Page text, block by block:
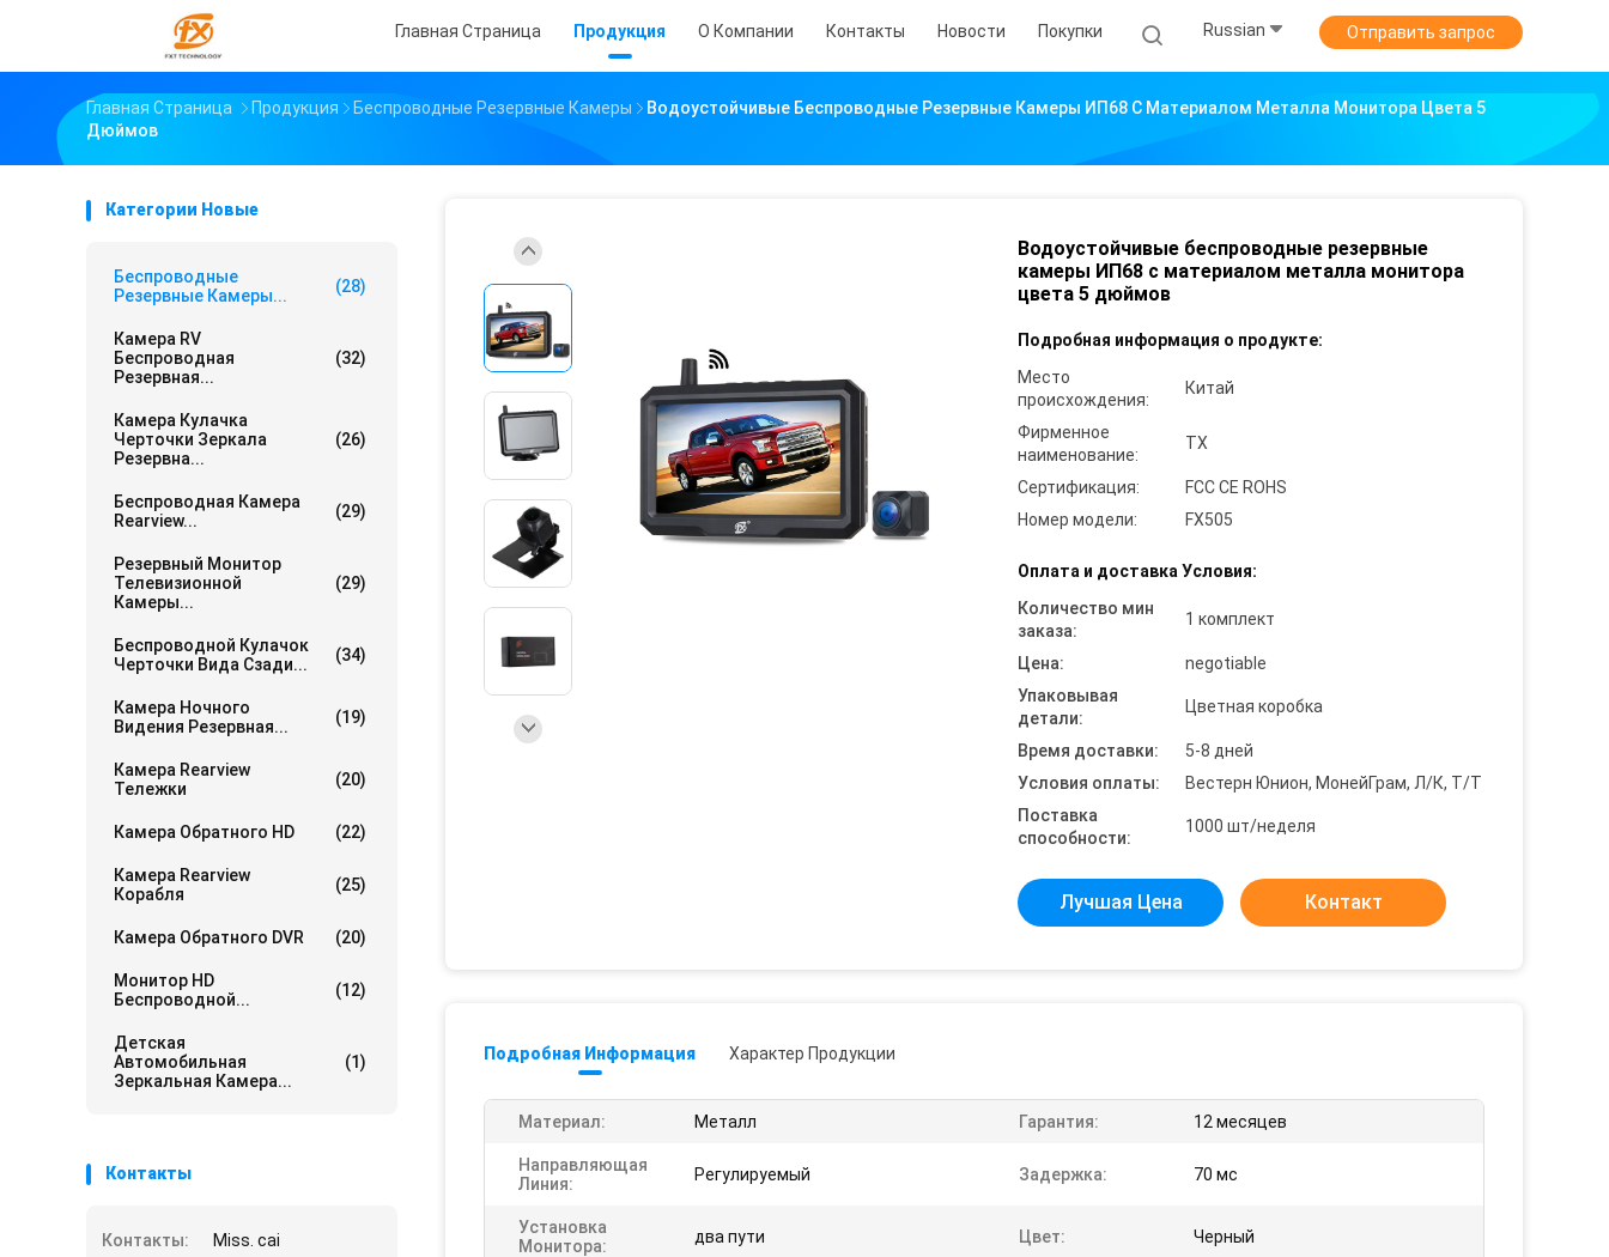
Главная Страница Продукция О Компании Контакты Новости Покупки Russian Отправить запрос
Главная Страница Продукция Беспроводные Резервные Камеры
Водоустойчивые Беспроводные Резервные Камеры ИП68 С Материалом Металла Монитора Цвета 5
Дюймов
Категории Новые
Беспроводные
Резервные Камеры...
(28)
Камера RV
Беспроводная
Резервная...
(32)
Камера Кулачка
Черточки Зеркала
Резервна...
(26)
Беспроводная Камера
Rearview...
(29)
Резервный Монитор
Телевизионной
Камеры...
(29)
Беспроводной Кулачок
Черточки Вида Сзади...
(34)
Камера Ночного
Видения Резервная...
(19)
Камера Rearview
Тележки
(20)
Камера Обратного HD (22)
Камера Rearview
Корабля
(25)
Камера Обратного DVR (20)
Монитор HD
Беспроводной...
(12)
Детская
Автомобильная
Зеркальная Камера...
(1)
Контакты
Контакты:
Miss. cai
Водоустойчивые беспроводные резервные
камеры ИП68 с материалом металла монитора
цвета 5 дюймов
Подробная информация о продукте:
Место
происхождения:
Китай
Фирменное
наименование:
TX
Сертификация:
FCC CE ROHS
Номер модели:
FX505
Оплата и доставка Условия:
Количество мин
заказа:
1 комплект
Цена:
negotiable
Упаковывая
детали:
Цветная коробка
Время доставки:
5-8 дней
Условия оплаты:
Вестерн Юнион, МонейГрам, Л/К, Т/Т
Поставка
способности:
1000 шт/неделя
Лучшая Цена Контакт
Подробная Информация Характер Продукции
Материал: Металл Гарантия: 12 месяцев
Направляющая
Линия:
Регулируемый Задержка: 70 мс
Установка
Монитора:
два пути Цвет: Черный